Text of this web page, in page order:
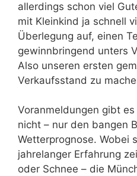
allerdings schon viel
mit Kleinkind ja schnell
Überlegung auf, einen
gewinnbringend unters
Also unseren ersten
Verkaufsstand zu
Voranmeldungen gibt
nicht – nur den bangen
Wetterprognose. Wobei
jahrelanger Erfahrung
oder Schnee – die